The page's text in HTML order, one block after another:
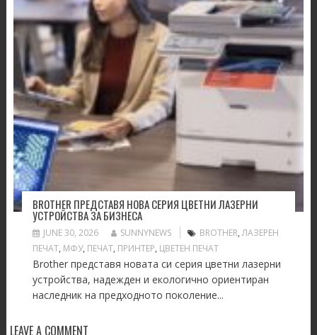
BROTHER ПРЕДСТАВЯ НОВА СЕРИЯ ЦВЕТНИ ЛАЗЕРНИ
УСТРОЙСТВА ЗА БИЗНЕСА
JUNE 30, 2026 SUNNYNEWS BROTHER,ЛАЗЕРЕН
ПЕЧАТ, МФУ, ПЕЧАТ, ПРИНТЕР, ЦВЕТЕН ПЕЧАТ
Brother представя новата си серия цветни лазерни
устройства, надежден и екологично ориентиран
наследник на предходното поколение...
LEAVE A COMMENT